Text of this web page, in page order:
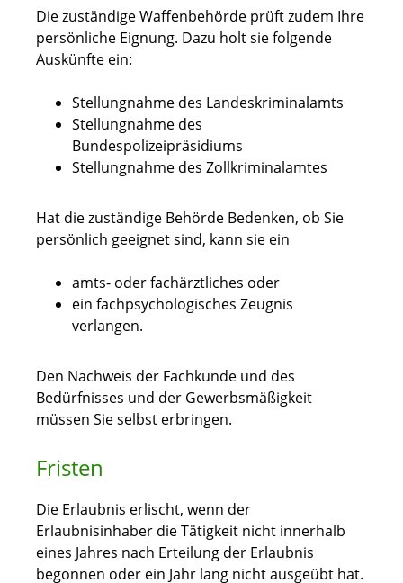
Diezuständige Waffenbehörde prüft zudem Ihre
persönliche Eignung. Dazu holt sie folgende
Auskünfte ein:
Stellungnahme des Landeskriminalamts
Stellungnahme des
Bundespolizeipräsidiums
Stellungnahme des Zollkriminalamtes
Hat die zuständige Behörde Bedenken, ob Sie
persönlich geeignet sind, kann sie ein
amts- oder fachärztliches oder
ein fachpsychologisches Zeugnis
verlangen.
Den Nachweis der Fachkunde und des
Bedürfnisses und der Gewerbsmäßigkeit
müssen Sie selbst erbringen.
Fristen
Die Erlaubnis erlischt, wenn der
Erlaubnisinhaber die Tätigkeit nicht innerhalb
eines Jahres nach Erteilung der Erlaubnis
begonnen oder ein Jahr lang nicht ausgeübt hat.